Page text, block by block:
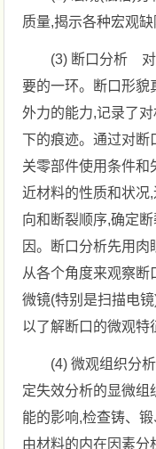
质量,揭示各种宏观缺
(3) 断口分析 对
要的一环。断口形貌
外力的能力,记录了
下的痕迹。通过对断
关零部件使用条件和
近材料的性质和状况
向和断裂顺序,确定
因。断口分析先用
从各个角度来观察断
微镜(特别是扫描电
以了解断口的微观特
(4) 微观组织分
定失效分析的显微组
能的影响,检查铸、
由材料的内在因素分